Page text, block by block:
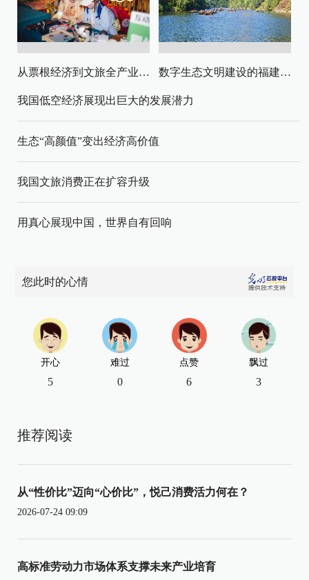
从票根经济到文旅全产业链升级 数字生态文明建设的福建路径与启示
我国低空经济展现出巨大的发展潜力
生态“高颜值”变出经济高价值
我国文旅消费正在扩容升级
用真心展现中国，世界自有回响
您此时的心情
开心
5
难过
0
点赞
6
飘过
3
推荐阅读
从“性价比”迈向“心价比”，悦己消费活力何在？
2026-07-24 09:09
高标准劳动力市场体系支撑未来产业培育